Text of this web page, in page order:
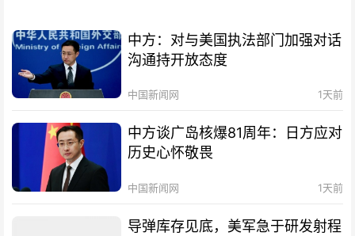
中方：对与美国执法部门加强对话
沟通持开放态度
中国新闻网 1天前
中方谈广岛核爆81周年：日方应对
历史心怀敬畏
中国新闻网 1天前
导弹库存见底，美军急于研发射程